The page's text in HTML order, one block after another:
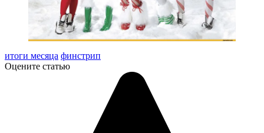
итоги месяца финстрип
Оцените статью